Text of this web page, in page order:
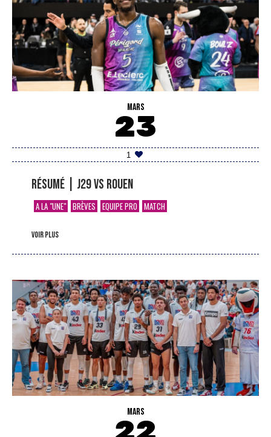
MARS
23
1
Résumé | J29 vs Rouen
A LA "UNE" BRÈVES EQUIPE PRO MATCH
voir plus
MARS